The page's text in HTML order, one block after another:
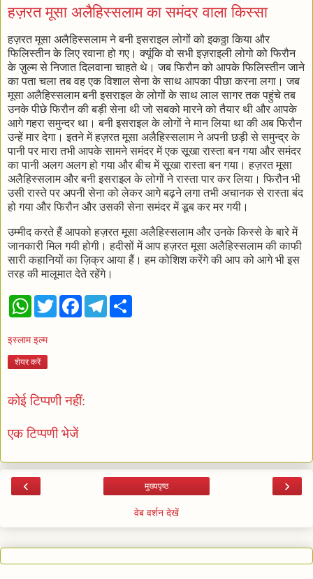
हज़रत मूसा अलैहिस्सलाम का समंदर वाला किस्सा
हज़रत मूसा अलैहिस्सलाम ने बनी इसराइल लोगों को इकठ्ठा किया और
फिलिस्तीन के लिए रवाना हो गए। क्यूंकि वो सभी इज़राइली लोगो को फिरौन
के ज़ुल्म से निजात दिलवाना चाहते थे। जब फिरौन को आपके फिलिस्तीन जाने
का पता चला तब वह एक विशाल सेना के साथ आपका पीछा करना लगा। जब
मूसा अलैहिस्सलाम बनी इसराइल के लोगों के साथ लाल सागर तक पहुंचे तब
उनके पीछे फिरौन की बड़ी सेना थी जो सबको मारने को तैयार थी और आपके
आगे गहरा समुन्दर था। बनी इसराइल के लोगों ने मान लिया था की अब फिरौन
उन्हें मार देगा। इतने में हज़रत मूसा अलैहिस्सलाम ने अपनी छड़ी से समुन्द्र के
पानी पर मारा तभी आपके सामने समंदर में एक सूखा रास्ता बन गया और समंदर
का पानी अलग अलग हो गया और बीच में सूखा रास्ता बन गया। हज़रत मूसा
अलैहिस्सलाम और बनी इसराइल के लोगों ने रास्ता पार कर लिया। फिरौन भी
उसी रास्ते पर अपनी सेना को लेकर आगे बढ़ने लगा तभी अचानक से रास्ता बंद
हो गया और फिरौन और उसकी सेना समंदर में डूब कर मर गयी।
उम्मीद करते हैं आपको हज़रत मूसा अलैहिस्सलाम और उनके किस्से के बारे में
जानकारी मिल गयी होगी। हदीसों में आप हज़रत मूसा अलैहिस्सलाम की काफी
सारी कहानियों का ज़िक्र आया हैं। हम कोशिश करेंगे की आप को आगे भी इस
तरह की मालूमात देते रहेंगे।
W
s
A
p
T
w
F
T
इस्लाम इल्म
शेयर करें
कोई टिप्पणी नहीं:
एक टिप्पणी भेजें
‹ ›
मुख्यपृष्ठ
वेब वर्शन देखें